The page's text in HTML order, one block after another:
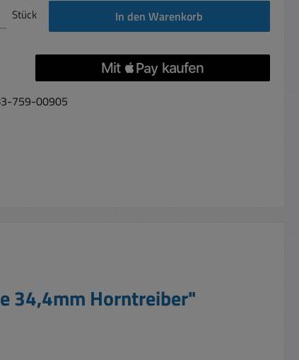
den gewünschten Wert ein oder benutze die Schaltflächen um die
Stück In den Warenkorb
759-00905
34,4mm Horntreiber"